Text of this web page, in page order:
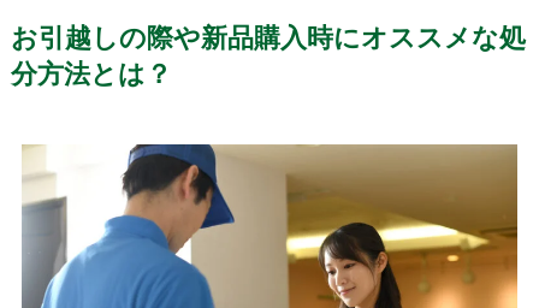
お引越しの際や新品購入時にオススメな処
分方法とは？